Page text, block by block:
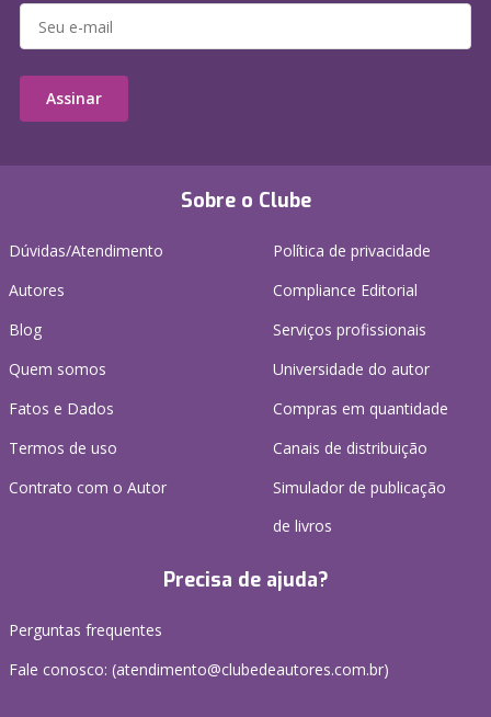
Sobre o Clube
Dúvidas/Atendimento
Autores
Blog
Quem somos
Fatos e Dados
Termos de uso
Contrato com o Autor
Política de privacidade
Compliance Editorial
Serviços profissionais
Universidade do autor
Compras em quantidade
Canais de distribuição
Simulador de publicação
de livros
Precisa de ajuda?
Perguntas frequentes
Fale conosco: (atendimento@clubedeautores.com.br)
Assinar